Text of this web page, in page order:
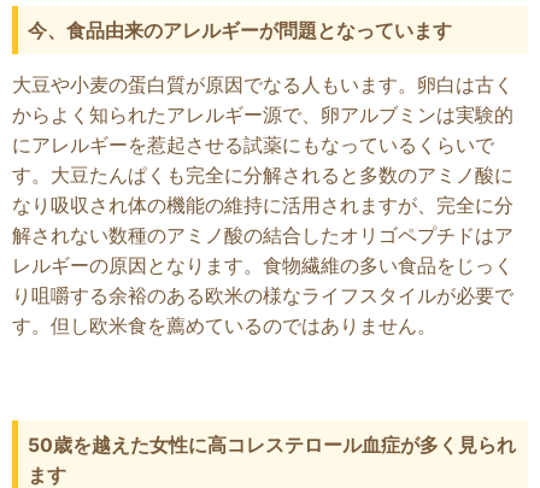
今、食品由来のアレルギーが問題となっています
大豆や小麦の蛋白質が原因でなる人もいます。卵白は古く
からよく知られたアレルギー源で、卵アルブミンは実験的
にアレルギーを惹起させる試薬にもなっているくらいで
す。大豆たんぱくも完全に分解されると多数のアミノ酸に
なり吸収され体の機能の維持に活用されますが、完全に分
解されない数種のアミノ酸の結合したオリゴペプチドはア
レルギーの原因となります。食物繊維の多い食品をじっく
り咀嚼する余裕のある欧米の様なライフスタイルが必要で
す。但し欧米食を薦めているのではありません。
50歳を越えた女性に高コレステロール血症が多く見られ
ます